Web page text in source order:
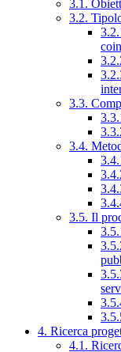
3.1.
3.2.
3.3.
3.4.
3.5. Il
4. Ricerca
4.1.